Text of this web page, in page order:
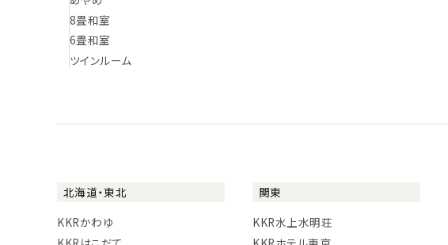
8畳和室
6畳和室
ツインルーム
北海道・東北
KKRかわゆ
関東
KKR水上水明荘